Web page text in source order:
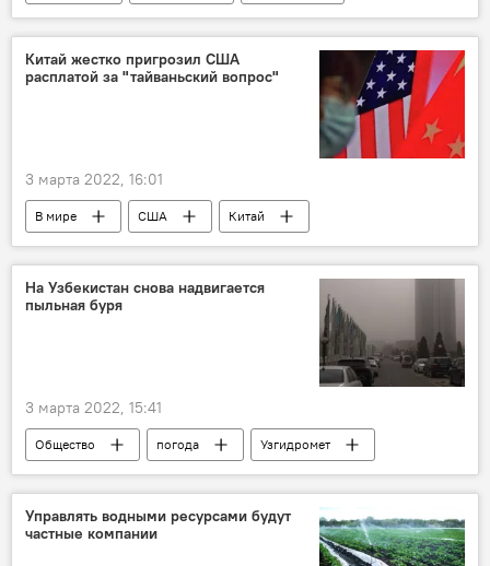
Запад
Сергей Лавров
Китай жестко пригрозил США
расплатой за "тайваньский вопрос"
3 марта 2022, 16:01
В мире США Китай
На Узбекистан снова надвигается
пыльная буря
3 марта 2022, 15:41
Общество погода Узгидромет
Управлять водными ресурсами будут
частные компании